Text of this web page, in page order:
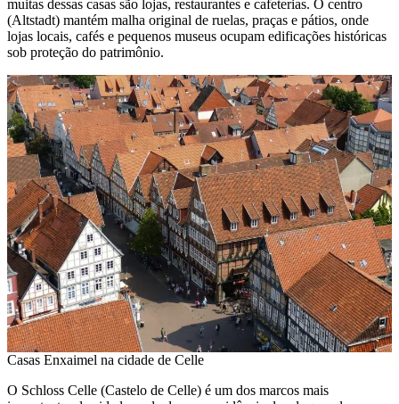
muitas dessas casas são lojas, restaurantes e cafeterias. O centro
(Altstadt) mantém malha original de ruelas, praças e pátios, onde
lojas locais, cafés e pequenos museus ocupam edificações históricas
sob proteção do patrimônio.
Casas Enxaimel na cidade de Celle
O Schloss Celle (Castelo de Celle) é um dos marcos mais